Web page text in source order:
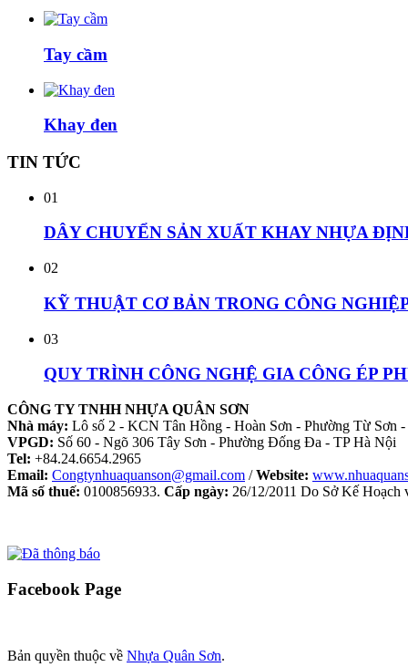
Tay cầm
Khay đen
TIN TỨC
01
DÂY CHUYỂN SẢN XUẤT KHAY NHỰA
02
KỸ THUẬT CƠ BẢN TRONG CÔNG
03
QUY TRÌNH CÔNG NGHỆ GIA CÔNG ÉP
CÔNG TY TNHH NHỰA QUÂN SƠN
Nhà máy: Lô số 2 - KCN Tân Hồng - Hoàn Sơn - Phường Từ Sơn
VPGD: Số 60 - Ngõ 306 Tây Sơn - Phường Đống Đa - TP Hà Nội
Tel: +84.24.6654.2965
Email: Congtynhuaquanson@gmail.com /Website:
Mã số thuế: 0100856933. Cấp ngày: 26/12/2011 Do Sở Kế
Facebook Page
Bản quyền thuộc về Nhựa Quân Sơn.